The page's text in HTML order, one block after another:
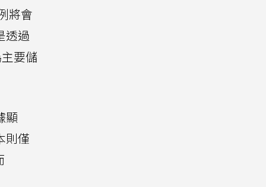
將會
透過
要儲
顯
則僅